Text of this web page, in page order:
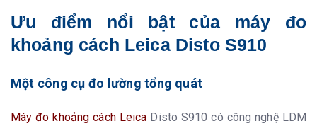
Thời gian sử
dụng pin
Hơn 4000 lần đo **
Pin sử dụng
Li-ion (Pin sạc)
Khả năng chông
IP 54
Kích thước máy
164 x 61 x 32 mm
Ưu điểm nổi bật của máy đo
khoảng cách Leica Disto S910
Một công cụ đo lường tổng quát
Máy đo khoảng cách Leica Disto S910 có công nghệ LDM